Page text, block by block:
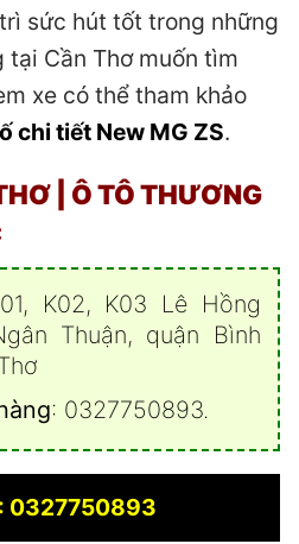
sức hút tốt trong những
tại Cần Thơ muốn tìm
xe có thể tham khảo
chi tiết New MG ZS.
| Ô TÔ THƯƠNG
K02, K03 Lê Hồng
Thuận, quận Bình
: 0327750893.
0327750893